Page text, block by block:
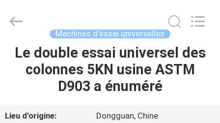
MAISON
INSTRUMENT
CO.,LTD.
Reserved.
Machines d'essai universelles
Le double essai universel des
colonnes 5KN usine ASTM
D903 a énuméré
Lieu d'origine:
Dongguan, Chine